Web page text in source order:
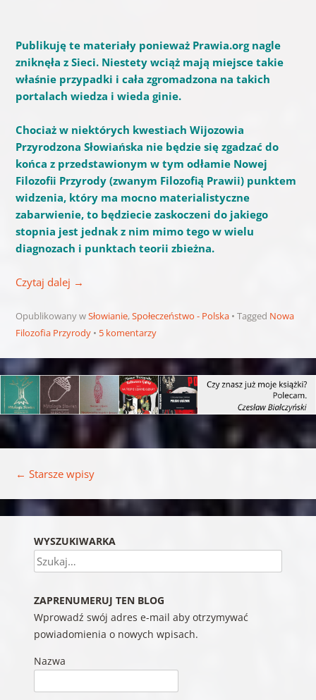
Publikuję te materiały ponieważ Prawia.org nagle
zniknęła z Sieci. Niestety wciąż mają miejsce takie
właśnie przypadki i cała zgromadzona na takich
portalach wiedza i wieda ginie.
Chociaż w niektórych kwestiach Wijozowia
Przyrodzona Słowiańska nie będzie się zgadzać do
końca z przedstawionym w tym odłamie Nowej
Filozofii Przyrody (zwanym Filozofią Prawii) punktem
widzenia, który ma mocno materialistyczne
zabarwienie, to będziecie zaskoczeni do jakiego
stopnia jest jednak z nim mimo tego w wielu
diagnozach i punktach teorii zbieżna.
Czytaj dalej →
Opublikowany wSłowianie,Społeczeństwo - Polska Tagged Nowa
Filozofia Przyrody
5 komentarzy
← Starsze wpisy
WYSZUKIWARKA
Szukaj
ZAPRENUMERUJ TEN BLOG
Wprowadź swój adres e-mail aby otrzymywać
powiadomienia o nowych wpisach.
Nazwa